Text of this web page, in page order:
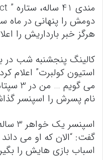
دومش را پنهانی در ماه
هرگز خبر بارداریش را
استیون کولبرت” اعلام
می گویم … من در 3 سپتامبر یک پسر به دنیا آوردم.”
نام پسرش را اسپنسر
گفت: “الان که او می
اسباب بازی هایش را